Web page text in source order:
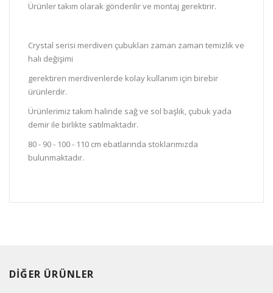
Ürünler takım olarak gönderilir ve montaj gerektirir.
Crystal serisi merdiven çubukları zaman zaman temizlik ve
halı değişimi
gerektiren merdivenlerde kolay kullanım için birebir
ürünlerdir.
Ürünlerimiz takım halinde sağ ve sol başlık, çubuk yada
demir ile birlikte satılmaktadır.
80 - 90 - 100 - 110 cm ebatlarında stoklarımızda
bulunmaktadır.
DİĞER ÜRÜNLER